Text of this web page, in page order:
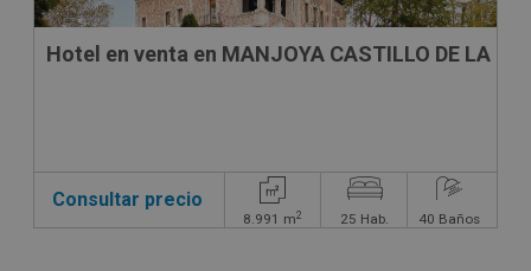
Hotel en venta en MANJOYA CASTILLO DE LA
Consultar precio
8.991 m2 25 Hab. 40 Baños